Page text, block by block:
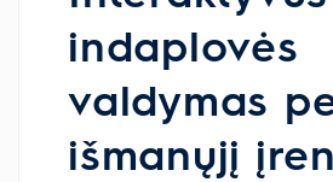
indaplovės
valdymas
išmanųjį